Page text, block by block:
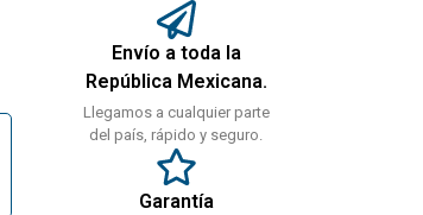
Envío a toda la
República Mexicana.
Llegamos a cualquier parte
del país, rápido y seguro.
Garantía